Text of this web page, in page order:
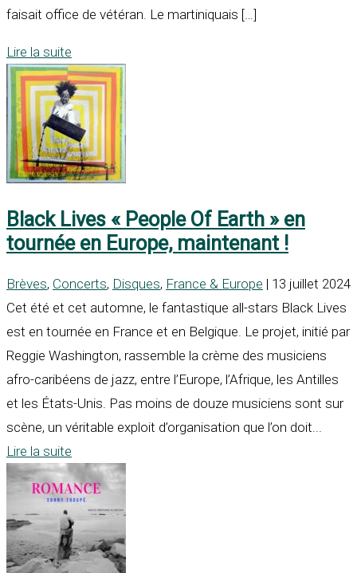
faisait office de vétéran. Le martiniquais […]
Lire la suite
Black Lives « People Of Earth » en
tournée en Europe, maintenant !
Brèves, Concerts, Disques, France & Europe | 13 juillet 2024
Cet été et cet automne, le fantastique all-stars Black Lives
est en tournée en France et en Belgique. Le projet, initié par
Reggie Washington, rassemble la crème des musiciens
afro-caribéens de jazz, entre l’Europe, l’Afrique, les Antilles
et les États-Unis. Pas moins de douze musiciens sont sur
scène, un véritable exploit d’organisation que l’on doit...
Lire la suite